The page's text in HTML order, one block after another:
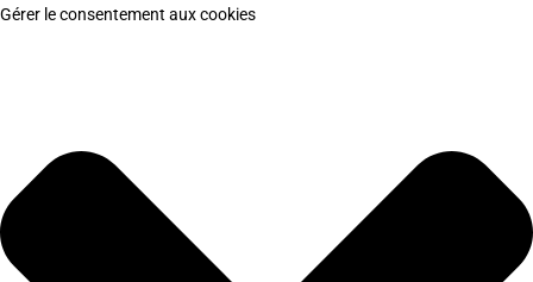
Gérer le consentement aux cookies